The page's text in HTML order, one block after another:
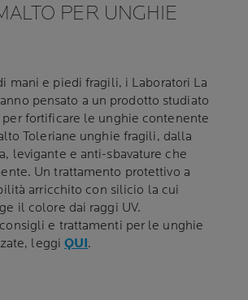
PER UNGHIE
mani e piedi fragili, i Laboratori La
pensato a un prodotto studiato
fortificare le unghie contenente
Toleriane unghie fragili, dalla
levigante e anti-sbavature che
Un trattamento protettivo a
arricchito con silicio la cui
il colore dai raggi UV.
e trattamenti per le unghie
leggiQUI.